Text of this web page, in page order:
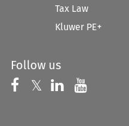
Tax Law
Kluwer PE+
Follow us
Follow us on
𝕏 Follow us on
Follow us